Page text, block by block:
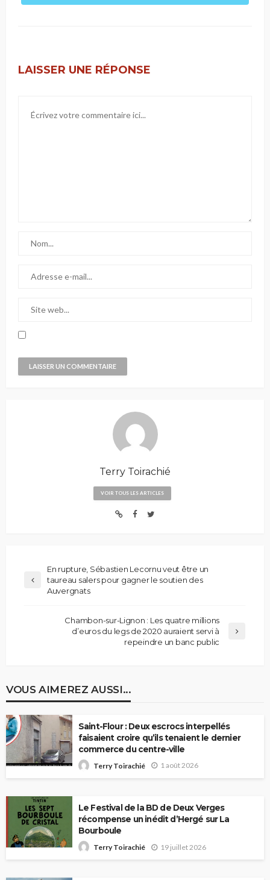
LAISSER UNE RÉPONSE
Terry Toirachié
VOIR TOUS LES ARTICLES
En rupture, Sébastien Lecornu veut être un
taureau salers pour gagner le soutien des
Auvergnats
Chambon-sur-Lignon : Les quatre millions
d’euros du legs de 2020 auraient servi à
repeindre un banc public
VOUS AIMEREZ AUSSI...
Saint-Flour : Deux escrocs interpellés
faisaient croire qu’ils tenaient le dernier
commerce du centre-ville
Terry Toirachié 1 août 2026
Le Festival de la BD de Deux Verges
récompense un inédit d’Hergé sur La
Bourboule
Terry Toirachié 19 juillet 2026